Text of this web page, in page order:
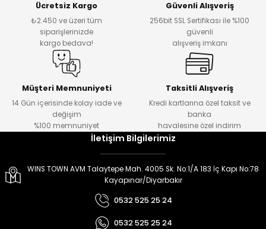
Ücretsiz Kargo
₺2.450 ve üzeri tüm
siparişlerinizde
kargo bedava!
Güvenli Alışveriş
256bit SSL Sertifikası ile %100
güvenli
alışveriş imkanı
Müşteri Memnuniyeti
14 Gün içerisinde kolay iade ve
değişim
%100 memnuniyet
Taksitli Alışveriş
Kredi kartlarına özel taksit ve
banka
havalesine özel indirim
İletişim Bilgilerimiz
WINS TOWN AVM Talaytepe Mah. 4005 Sk. No:1/A 183 İç Kapı No:78
Kayapınar/Diyarbakır
0532 525 25 24
0532 525 25 24